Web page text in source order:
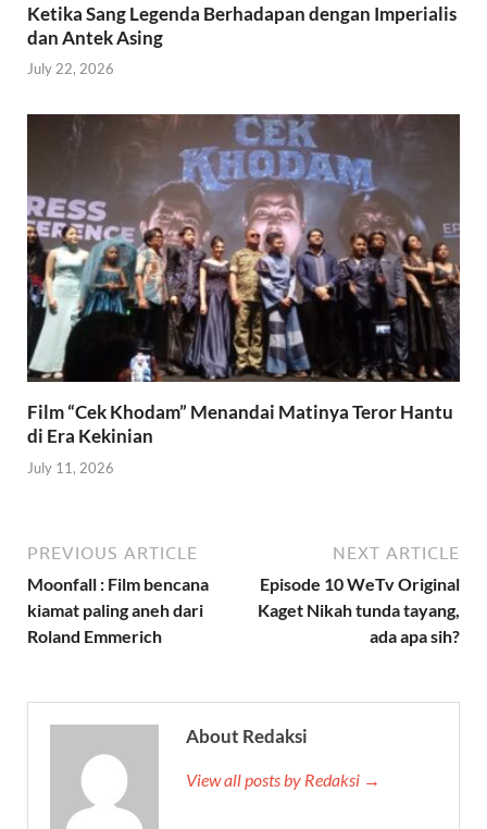
Ketika Sang Legenda Berhadapan dengan Imperialis
dan Antek Asing
July 22, 2026
Film “Cek Khodam” Menandai Matinya Teror Hantu
di Era Kekinian
July 11, 2026
PREVIOUS ARTICLE
Moonfall : Film bencana
kiamat paling aneh dari
Roland Emmerich
NEXT ARTICLE
Episode 10 WeTv Original
Kaget Nikah tunda tayang,
ada apa sih?
About Redaksi
View all posts by Redaksi →